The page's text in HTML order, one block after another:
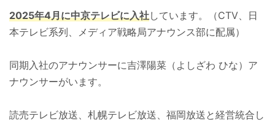
2025年4月に中京テレビに入社しています。（CTV、日
本テレビ系列、メディア戦略局アナウンス部に配属）
同期入社のアナウンサーに吉澤陽菜（よしざわ ひな）ア
ナウンサーがいます。
読売テレビ放送、札幌テレビ放送、福岡放送と経営統合し